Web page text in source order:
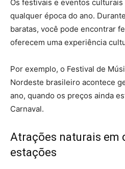
Os festivais e eventos
qualquer época do ano.
baratas, você pode encontrar
oferecem uma experiência
Por exemplo, o Festival de
Nordeste brasileiro acontece
ano, quando os preços ainda
Carnaval.
Atrações naturais em
estações